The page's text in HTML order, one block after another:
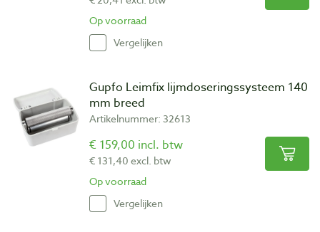
Op voorraad
Vergelijken
Gupfo Leimfix lijmdoseringssysteem 140
mm breed
Artikelnummer: 32613
€ 159,00 incl. btw
€ 131,40 excl. btw
Op voorraad
Vergelijken